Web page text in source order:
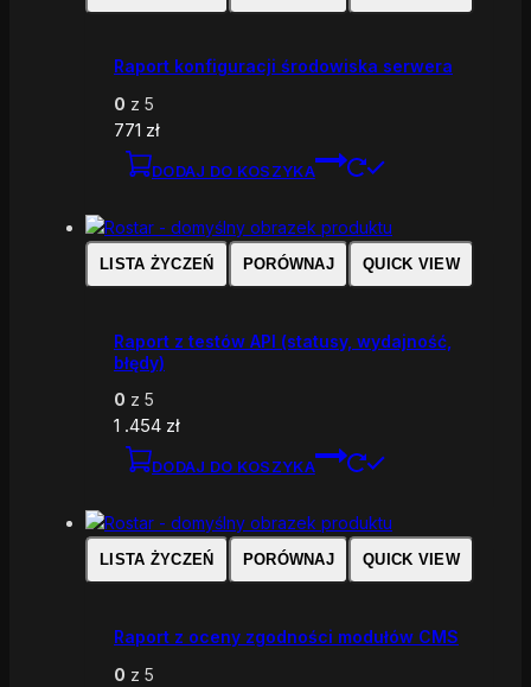
Raport konfiguracji środowiska serwera
0 z 5
771 zł
DODAJ DO KOSZYKA
LISTA ŻYCZEŃ PORÓWNAJ QUICK VIEW
Raport z testów API (statusy, wydajność,
błędy)
0 z 5
1 .454 zł
DODAJ DO KOSZYKA
LISTA ŻYCZEŃ PORÓWNAJ QUICK VIEW
Raport z oceny zgodności modułów CMS
0 z 5